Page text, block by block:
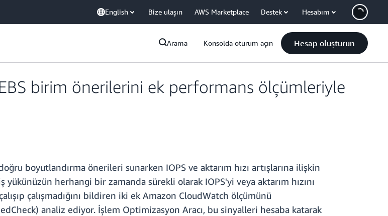
English Bize ulaşın AWS Marketplace Destek Hesabım
Arama Konsolda oturum açın Hesap oluşturun
birim önerilerini ek performans ölçümleriyle
boyutlandırma önerileri sunarken IOPS ve aktarım hızı artışlarına ilişkin
herhangi bir zamanda sürekli olarak IOPS'yi veya aktarım hızını
çalışmadığını bildiren iki ek Amazon CloudWatch ölçümünü
analiz ediyor. İşlem Optimizasyon Aracı, bu sinyalleri hesaba katarak